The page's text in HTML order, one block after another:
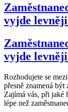
vyjde
vyjde
Rozhodujete se
přesně znamená
Zajímá vás, při jaké
lépe než